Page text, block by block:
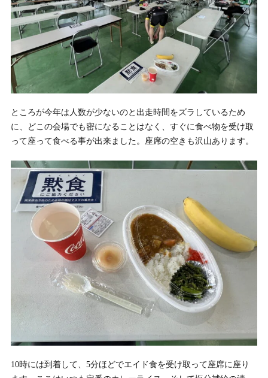
ところが今年は人数が少ないのと出走時間をズラしているため
に、どこの会場でも密になることはなく、すぐに食べ物を受け取
って座って食べる事が出来ました。座席の空きも沢山あります。
10時には到着して、5分ほどでエイド食を受け取って座席に座り